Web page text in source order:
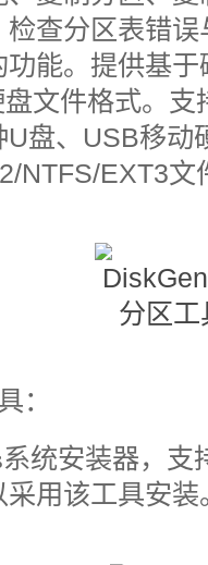
查分区表错
能。提供基
盘文件格式。支
U盘、 USB移动
NTFS/EXT3文
：
系统安装器，支
用该工具安装